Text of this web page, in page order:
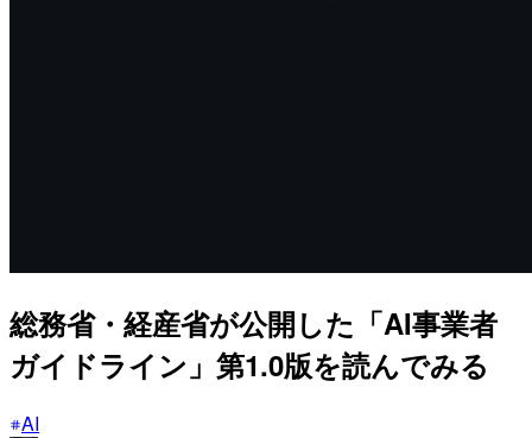
総務省・経産省が公開した「AI事業者
ガイドライン」第1.0版を読んでみる
AI